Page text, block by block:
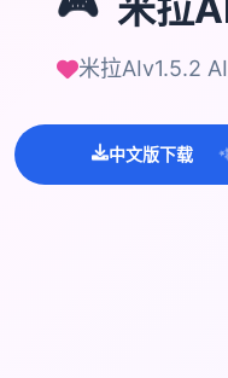
米拉AIv1.5.2
中文版下载